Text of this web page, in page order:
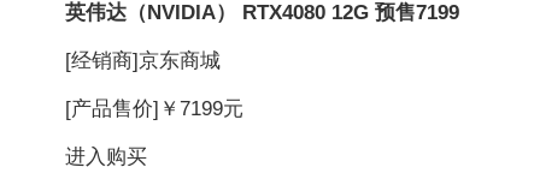
英伟达（NVIDIA） RTX4080 12G 预售7199
[经销商]京东商城
[产品售价] ￥7199元
进入购买